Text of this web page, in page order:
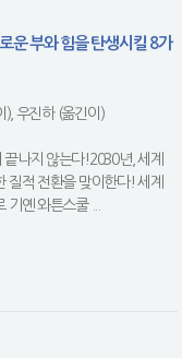
운 부와 힘을 탄생시킬 8가
), 우진하 (옮긴이)
끝나지 않는다!2030년, 세계
질적 전환을 맞이한다! 세계
옌 와튼스쿨 ...